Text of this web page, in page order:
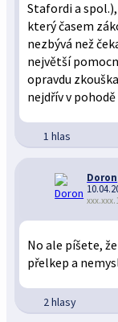
Stafordi a
který časem
nezbývá než
největší
opravdu
nejdřív v
1 hlas
Doron
No ale píšete,
přelkep a
2 hlasy